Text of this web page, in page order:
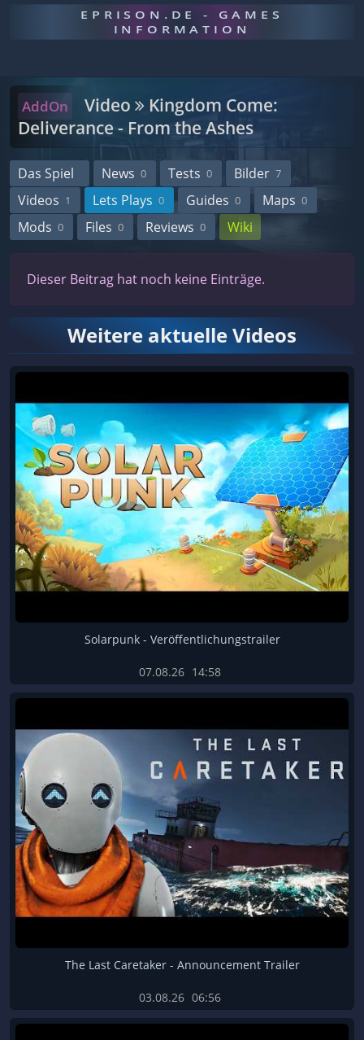
EPRISON.DE - GAMES
INFORMATION
AddOn Video
Kingdom Come:
Deliverance - From the Ashes
Das Spiel News 0 Tests 0 Bilder 7
Videos 1 Lets Plays 0 Guides 0 Maps 0
Mods 0 Files 0 Reviews 0 Wiki
Dieser Beitrag hat noch keine Einträge.
Weitere aktuelle Videos
Solarpunk - Veröffentlichungstrailer
07.08.26 14:58
The Last Caretaker - Announcement Trailer
03.08.26 06:56